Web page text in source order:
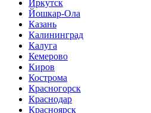
Иркутск
Йошкар-Ола
Казань
Калининград
Калуга
Кемерово
Киров
Кострома
Красногорск
Краснодар
Красноярск